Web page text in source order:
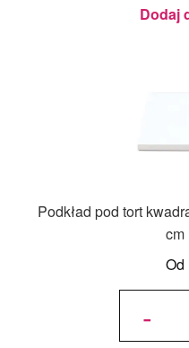
Dodaj
Podkład pod tort
cm
Od
-
ilość
kwadratowy
Biały 40x40
cm, h 1,2
cm